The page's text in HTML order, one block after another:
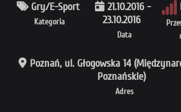
Kategoria
Gry/E-Sport
Data
21.10.2016 -
23.10.2016
Adres
Poznań, ul. Głogowska 14
Poznańskie)